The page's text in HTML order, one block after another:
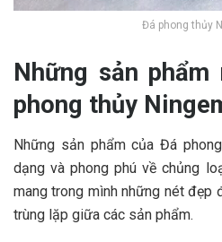
Đá phong thủy
Những sản
phong thủy
Những sản phẩm của Đá
dạng và phong phú về chủng
mang trong mình những nét đẹp
trùng lặp giữa các sản phẩm.